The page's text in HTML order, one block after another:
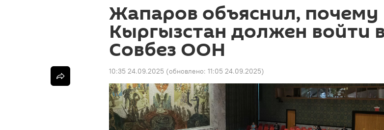
Жапаров объяснил, почему
Кыргызстан должен войти
Совбез ООН
10:35 24.09.2025 (обновлено: 11:05 24.09.2025)